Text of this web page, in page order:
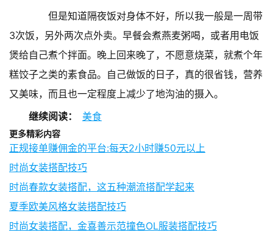
但是知道隔夜饭对身体不好，所以我一般是一周带
3次饭，另外两次点外卖。早餐会煮燕麦粥喝，或者用电饭
煲给自己煮个拌面。晚上回来晚了，不愿意烧菜，就煮个年
糕饺子之类的素食品。自己做饭的日子，真的很省钱，营养
又美味，而且也一定程度上减少了地沟油的摄入。
继续阅读：
美食
更多精彩内容
正规接单赚佣金的平台:每天2小时赚50元以上
时尚女装搭配技巧
时尚春款女装搭配，这五种潮流搭配学起来
夏季欧美风格女装搭配技巧
时尚女装搭配，金喜善示范撞色OL服装搭配技巧